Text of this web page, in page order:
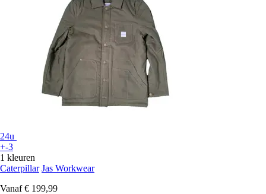
24u
+-3
1 kleuren
Caterpillar Jas Workwear
Vanaf € 199,99